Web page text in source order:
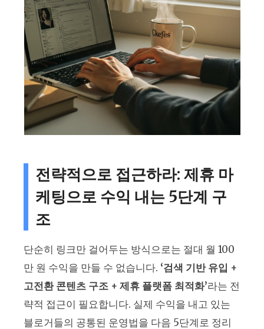
전략적으로 접근하라: 제휴 마
케팅으로 수익 내는 5단계 구
조
단순히 링크만 걸어두는 방식으로는 절대 월 100
만 원 수익을 만들 수 없습니다. ‘검색 기반 유입 +
고전환 콘텐츠 구조 + 제휴 플랫폼 최적화’라는 전
략적 접근이 필요합니다. 실제 수익을 내고 있는
블로거들의 공통된 운영법을 다음 5단계로 정리